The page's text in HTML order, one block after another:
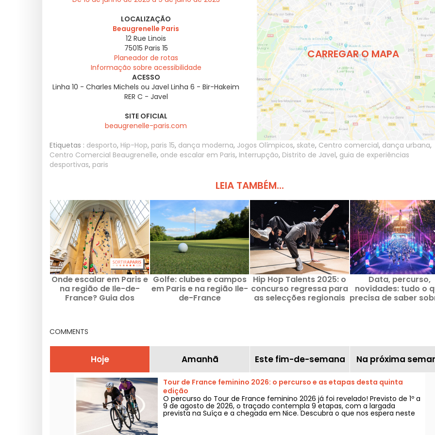
LOCALIZAÇÃO
Beaugrenelle Paris
12 Rue Linois
75015 Paris 15
Planeador de rotas
Informação sobre acessibilidade
ACESSO
Linha 10 - Charles Michels ou Javel Linha 6 - Bir-Hakeim
RER C - Javel
SITE OFICIAL
beaugrenelle-paris.com
CARREGAR O MAPA
Etiquetas : desporto, Hip-Hop, paris 15, dança moderna, Jogos Olímpicos, skate, Centro comercial, dança urbana,
Centro Comercial Beaugrenelle, onde escalar em Paris, Interrupção, Distrito de Javel, guia de experiências
desportivas, paris
LEIA TAMBÉM...
Onde escalar em Paris e
na região de Ile-de-
France? Guia dos
Golfe: clubes e campos
em Paris e na região Ile-
de-France
Hip Hop Talents 2025: o
concurso regressa para
as selecções regionais
Data, percurso,
novidades: tudo o
precisa de saber
COMMENTS
Hoje Amanhã Este fim-de-semana Na próxima
Tour de France feminino 2026: o percurso e as etapas desta quinta
edição
O percurso do Tour de France feminino 2026 já foi revelado! Previsto de 1º a
9 de agosto de 2026, o traçado contempla 9 etapas, com a largada
prevista na Suíça e a chegada em Nice. Descubra o que nos espera neste